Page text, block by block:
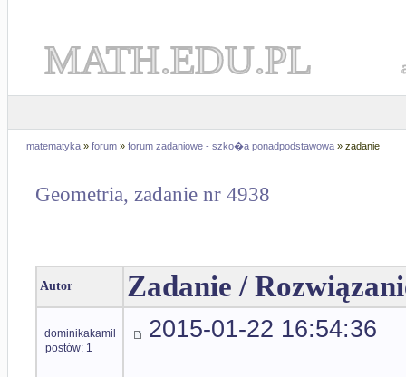
MATH.EDU.PL
matematyka » forum » forum zadaniowe - szko�a ponadpodstawowa » zadanie
Geometria, zadanie nr 4938
Autor Zadanie /
dominikakamil
postów: 1
2015-01-22 16:54:36